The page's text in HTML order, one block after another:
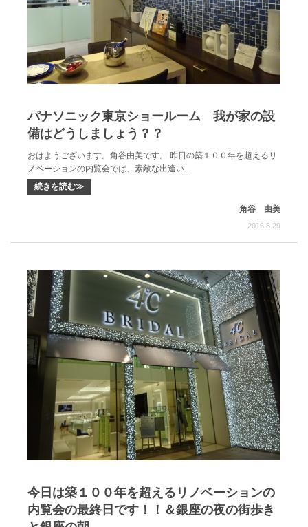
パナソニック東京ショールーム 我が家の設
備はどうしましょう？？
おはようございます。角谷由美です。 昨日の築１００年を超えるリ
ノベーションの内覧会では、素敵な出逢い…
続きを読む≫
角谷 由美
2016.8.29
今日は築１００年を超えるリノベーションの
内覧会の最終日です！！＆銀座の夜の街歩き